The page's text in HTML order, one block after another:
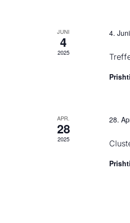
JUNI
4
2025
4.
APR.
28
2025
28.